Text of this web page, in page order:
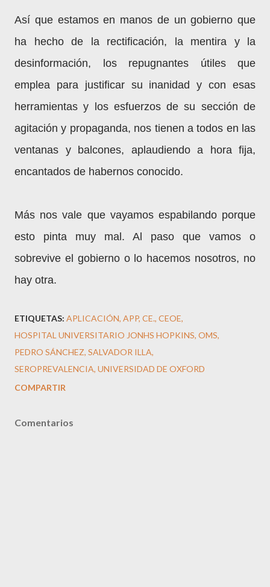
Así que estamos en manos de un gobierno que
ha hecho de la rectificación, la mentira y la
desinformación, los repugnantes útiles que
emplea para justificar su inanidad y con esas
herramientas y los esfuerzos de su sección de
agitación y propaganda, nos tienen a todos en las
ventanas y balcones, aplaudiendo a hora fija,
encantados de habernos conocido.
Más nos vale que vayamos espabilando porque
esto pinta muy mal. Al paso que vamos o
sobrevive el gobierno o lo hacemos nosotros, no
hay otra.
ETIQUETAS: APLICACIÓN APP CE. CEOE
HOSPITAL UNIVERSITARIO JONHS HOPKINS OMS
PEDRO SÁNCHEZ SALVADOR ILLA
SEROPREVALENCIA UNIVERSIDAD DE OXFORD
COMPARTIR
Comentarios